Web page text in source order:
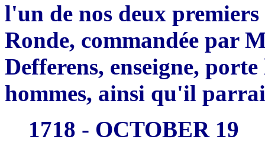
l'un de nos deux
Ronde, commandée par
Defferens, enseigne,
hommes, ainsi qu'il
1718 - OCTOBER 19